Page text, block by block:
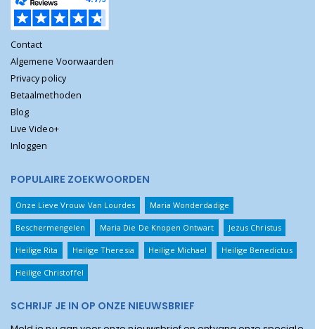
Contact
Algemene Voorwaarden
Privacy policy
Betaalmethoden
Blog
Live Video+
Inloggen
POPULAIRE ZOEKWOORDEN
Onze Lieve Vrouw Van Lourdes Maria Wonderdadige
Beschermengelen Maria Die De Knopen Ontwart Jezus Christus
Heilige Rita Heilige Theresia Heilige Michael Heilige Benedictus
Heilige Christoffel
SCHRIJF JE IN OP ONZE NIEUWSBRIEF